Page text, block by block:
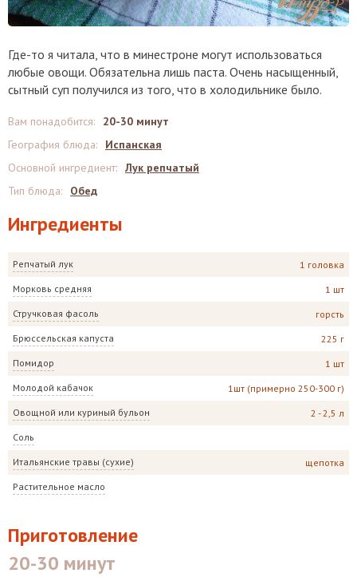
Где-то я читала, что в минестроне могут использоваться
любые овощи. Обязательна лишь паста. Очень насыщенный,
сытный суп получился из того, что в холодильнике было.
Ингредиенты
Репчатый лук 1 головка
Морковь средняя 1 шт
Стручковая фасоль горсть
Брюссельская капуста 225 г
Помидор 1 шт
Молодой кабачок 1шт (примерно 250-300 г)
Овощной или куриный бульон 2 - 2,5 л
Соль
Итальянские травы (сухие) щепотка
Растительное масло
Вам понадобится:
20-30 минут
География блюда:
Испанская
Основной ингредиент: Лук репчатый
Тип блюда: Обед
Приготовление
20-30 минут